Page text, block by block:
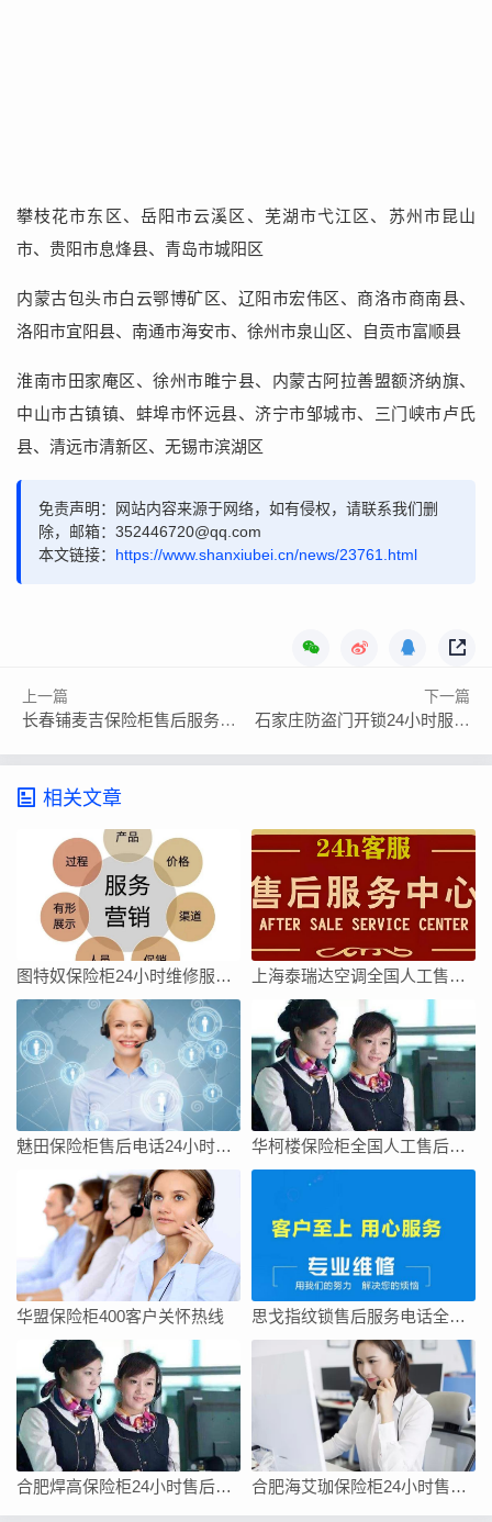
攀枝花市东区、岳阳市云溪区、芜湖市弋江区、苏州市昆山
市、贵阳市息烽县、青岛市城阳区
内蒙古包头市白云鄂博矿区、辽阳市宏伟区、商洛市商南县、
洛阳市宜阳县、南通市海安市、徐州市泉山区、自贡市富顺县
淮南市田家庵区、徐州市睢宁县、内蒙古阿拉善盟额济纳旗、
中山市古镇镇、蚌埠市怀远县、济宁市邹城市、三门峡市卢氏
县、清远市清新区、无锡市滨湖区
免责声明：网站内容来源于网络，如有侵权，请联系我们删
除，邮箱：352446720@qq.com
本文链接： https://www.shanxiubei.cn/news/23761.html
上一篇
长春铺麦吉保险柜售后服务24小时人工服务热线电话
下一篇
石家庄防盗门开锁24小时服务电话全国
相关文章
图特奴保险柜24小时维修服务电话号码24小时 上海泰瑞达空调全国人工售后维修服务维修电话
魅田保险柜售后电话24小时服务/全国400人工热线查询网点 华柯楼保险柜全国人工售后维修上门服务电话号码
华盟保险柜400客户关怀热线 思戈指纹锁售后服务电话全国统一官方热线
合肥焊高保险柜24小时售后电话-售后400服务电话是多少 合肥海艾珈保险柜24小时售后维修客服电话/快速400总部查询报修网点